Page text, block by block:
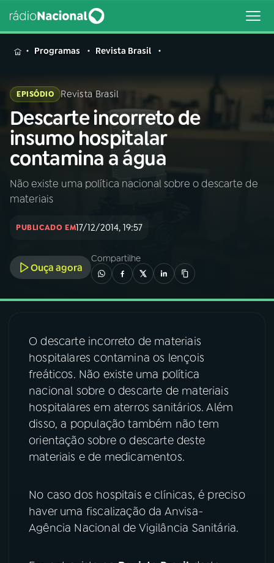
MENU
Buscar
na
Rádio
Nacional
Buscar
AO VIVO
INÍCIO
A RÁDIO
03PROGRAMAÇÃO
04PROGRAMAS
PODCASTS
06VIDEOCASTS
FESTIVAL DE MÚSICA
Programas Revista Brasil
EPISÓDIO Revista Brasil
Descarte incorreto de
insumo hospitalar
contamina a água
Não existe uma política nacional sobre o descarte de
materiais
PUBLICADO EM17/12/2014, 19:57
Ouça agora
Compartilhe
O descarte incorreto de materiais
hospitalares contamina os lençois
freáticos. Não existe uma política
nacional sobre o descarte de materiais
hospitalares em aterros sanitários. Além
disso, a população também não tem
orientação sobre o descarte deste
materiais e de medicamentos.
No caso dos hospitais e clínicas, é preciso
haver uma fiscalização da Anvisa-
Agência Nacional de Vigilância Sanitária.